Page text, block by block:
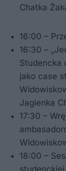
Chatka
16:00 –
16:30 –
Studencka
jako case
Jagienka
17:30 –
18:00 –